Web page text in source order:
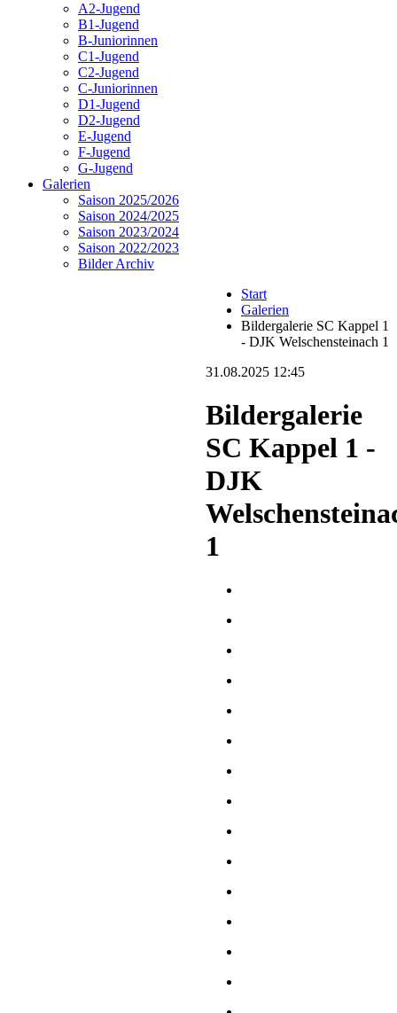
A2-Jugend
B1-Jugend
B-Juniorinnen
C1-Jugend
C2-Jugend
C-Juniorinnen
D1-Jugend
D2-Jugend
E-Jugend
F-Jugend
G-Jugend
Galerien
Saison 2025/2026
Saison 2024/2025
Saison 2023/2024
Saison 2022/2023
Bilder Archiv
Start
Galerien
Bildergalerie SC Kappel 1
- DJK Welschensteinach 1
31.08.2025 12:45
Bildergalerie
SC Kappel 1 -
DJK
1